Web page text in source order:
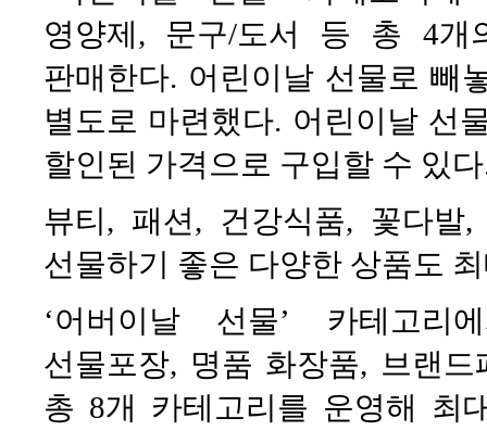
영양제, 문구/도서 등 총 4개
판매한다. 어린이날 선물로 빼
별도로 마련했다. 어린이날 선
할인된 가격으로 구입할 수 있
뷰티, 패션, 건강식품, 꽃다발
선물하기 좋은 다양한 상품도
‘어버이날 선물’ 카테고리
선물포장, 명품 화장품, 브랜
총 8개 카테고리를 운영해 최